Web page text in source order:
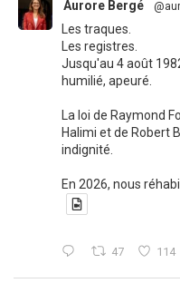
Aurore Bergé
Les traques.
Les registres.
Jusqu'au 4 août
humilié, apeuré.
La loi de Raymond
Halimi et de Robert
indignité.
En 2026, nous
47 114